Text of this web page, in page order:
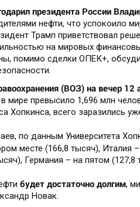
президента России
нефти, что успокоило
Трамп приветствовал
на мировых
помимо сделки ОПЕК+,
(ВОЗ) на вечер 12
мире превысило 1,696 млн
Хопкинса, всего заразились
по данным Университета
месте (166,8 тысяч), Италия
Германия – на пятом (127,8
будет достаточно долгим,
Новак.